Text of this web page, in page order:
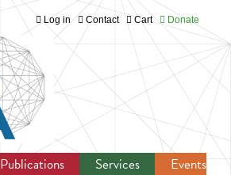
Jump to navigation
Log in Contact Cart Donate
Publications Services
Events